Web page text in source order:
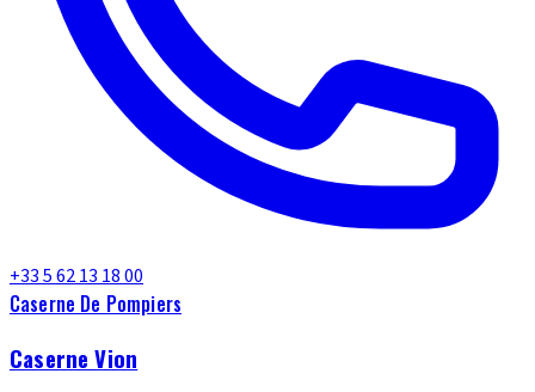
+33 5 62 13 18 00
Caserne De Pompiers
Caserne Vion